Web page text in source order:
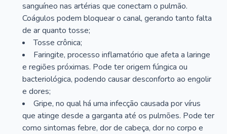
sanguíneo nas artérias que conectam o pulmão.
Coágulos podem bloquear o canal, gerando tanto falta
de ar quanto tosse;
Tosse crônica;
Faringite, processo inflamatório que afeta a laringe
e regiões próximas. Pode ter origem fúngica ou
bacteriológica, podendo causar desconforto ao engolir
e dores;
Gripe, no qual há uma infecção causada por vírus
que atinge desde a garganta até os pulmões. Pode ter
como sintomas febre, dor de cabeça, dor no corpo e